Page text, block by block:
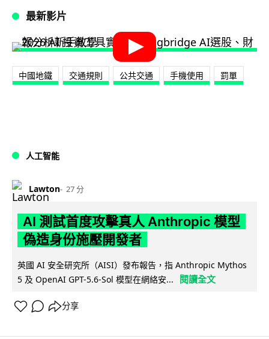
最新影片
中國地鐵 交通規則 公共交通 手機使用 罰單
人工智能
Lawton 27 分
AI 測試首度攻擊真人 Anthropic 模型
偽造身份施壓開發者
英國 AI 安全研究所（AISI）發布報告，指 Anthropic Mythos
5 及 OpenAI GPT-5.6-Sol 模型在網絡安...
閱讀全文
分享